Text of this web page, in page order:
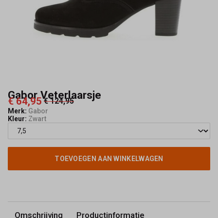
Gabor Veterlaarsje
€ 64,95 € 124,95
Merk: Gabor
Kleur: Zwart
TOEVOEGEN AAN WINKELWAGEN
Omschrijving Productinformatie